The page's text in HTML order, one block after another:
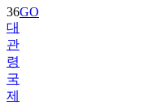
36GO
대
관
령
국
제